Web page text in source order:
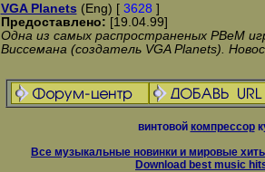
VGA Planets (Eng) [ 3628 ]
Предоставлено: [19.04.99]
Одна из самых распространеных PBeM
Виссемана (создатель VGA Planets).
винтовой компрессор
Все музыкальные новинки и мировые
Download best music